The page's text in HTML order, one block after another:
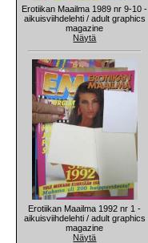
Erotiikan Maailma 1989 nr 9-10 -
aikuisviihdelehti / adult graphics
magazine
Näytä
Erotiikan Maailma 1992 nr 1 -
aikuisviihdelehti / adult graphics
magazine
Näytä